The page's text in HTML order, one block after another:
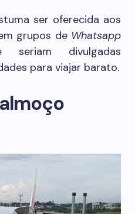
ser oferecida aos
grupos de Whatsapp
seriam divulgadas
para viajar barato.